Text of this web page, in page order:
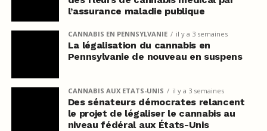
l’assurance maladie publique
CANNABIS EN PENNSYLVANIE il y a 3 semaines
La légalisation du cannabis en
Pennsylvanie de nouveau en suspens
CANNABIS AUX ETATS-UNIS il y a 3 semaines
Des sénateurs démocrates relancent
le projet de légaliser le cannabis au
niveau fédéral aux États-Unis